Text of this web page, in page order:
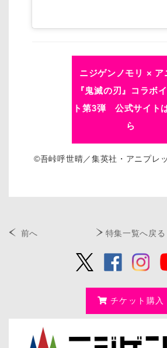
ニジゲンノモリ × ア
『鬼滅の刃』コラボ
ト第3弾 公式サイト
ら
©吾峠呼世晴／集英社・アニプレ
前へ 特集一覧へ戻る
チケット購入